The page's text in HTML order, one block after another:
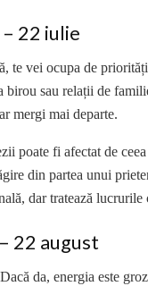
– 22 iulie
te vei ocupa de
birou sau relații de
mergi mai departe.
poate fi afectat de ceea
din partea unui
dar tratează lucrurile
22 august
da, energia este